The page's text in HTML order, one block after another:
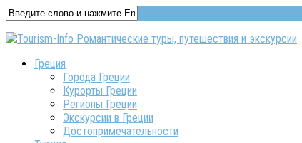
Греция
Города Греции
Курорты Греции
Регионы Греции
Экскурсии в Греции
Достопримечательности